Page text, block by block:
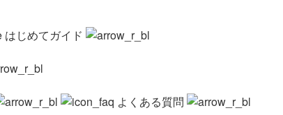
はじめてガイド
よくある質問